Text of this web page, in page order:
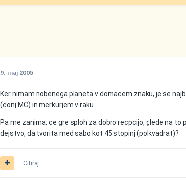
9. maj 2005
Ker nimam nobenega planeta v domacem znaku, je se
(conj.MC) in merkurjem v raku.
Pa me zanima, ce gre sploh za dobro recpcijo, glede na
dejstvo, da tvorita med sabo kot 45 stopinj (polkvadrat)?
Citiraj